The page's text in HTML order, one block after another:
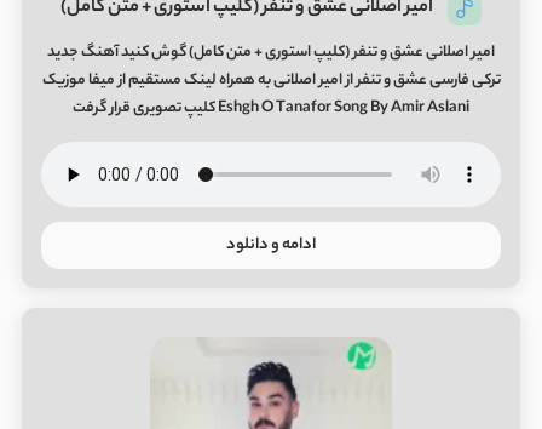
امیر اصلانی عشق و تنفر (کلیپ استوری + متن کامل)
امیر اصلانی عشق و تنفر (کلیپ استوری + متن کامل) گوش کنید آهنگ جدید
ترکی فارسی عشق و تنفر از امیر اصلانی به همراه لینک مستقیم از میفا موزیک
Eshgh O Tanafor Song By Amir Aslani کلیپ تصویری قرار گرفت
ادامه و دانلود